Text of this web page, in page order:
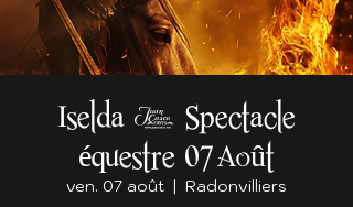
Iselda - Spectacle
équestre 07 Août
ven. 07 août
  |
Radonvilliers